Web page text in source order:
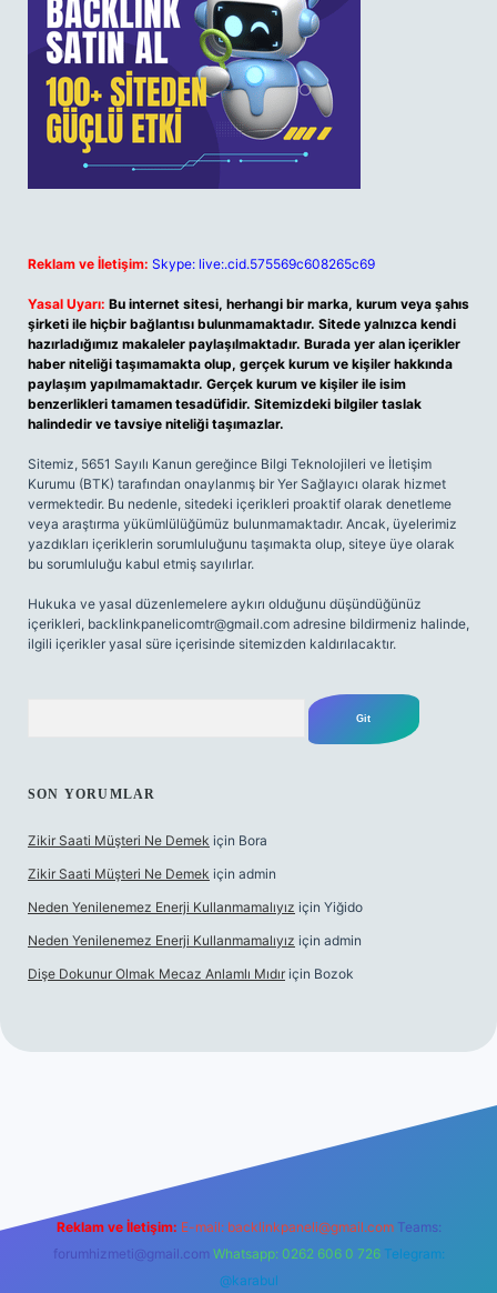
Reklam ve İletişim: Skype: live:.cid.575569c608265c69
Yasal Uyarı: Bu internet sitesi, herhangi bir marka, kurum veya şahıs
şirketi ile hiçbir bağlantısı bulunmamaktadır. Sitede yalnızca kendi
hazırladığımız makaleler paylaşılmaktadır. Burada yer alan içerikler
haber niteliği taşımamakta olup, gerçek kurum ve kişiler hakkında
paylaşım yapılmamaktadır. Gerçek kurum ve kişiler ile isim
benzerlikleri tamamen tesadüfidir. Sitemizdeki bilgiler taslak
halindedir ve tavsiye niteliği taşımazlar.
Sitemiz, 5651 Sayılı Kanun gereğince Bilgi Teknolojileri ve İletişim
Kurumu (BTK) tarafından onaylanmış bir Yer Sağlayıcı olarak hizmet
vermektedir. Bu nedenle, sitedeki içerikleri proaktif olarak denetleme
veya araştırma yükümlülüğümüz bulunmamaktadır. Ancak, üyelerimiz
yazdıkları içeriklerin sorumluluğunu taşımakta olup, siteye üye olarak
bu sorumluluğu kabul etmiş sayılırlar.
Hukuka ve yasal düzenlemelere aykırı olduğunu düşündüğünüz
içerikleri, backlinkpanelicomtr@gmail.com adresine bildirmeniz halinde,
ilgili içerikler yasal süre içerisinde sitemizden kaldırılacaktır.
SON YORUMLAR
Zikir Saati Müşteri Ne Demek için Bora
Zikir Saati Müşteri Ne Demek için admin
Neden Yenilenemez Enerji Kullanmamalıyız için Yiğido
Neden Yenilenemez Enerji Kullanmamalıyız için admin
Dişe Dokunur Olmak Mecaz Anlamlı Mıdır için Bozok
Reklam ve İletişim: E-mail: backlinkpaneli@gmail.com Teams:
forumhizmeti@gmail.com Whatsapp: 0262 606 0 726 Telegram:
@karabul